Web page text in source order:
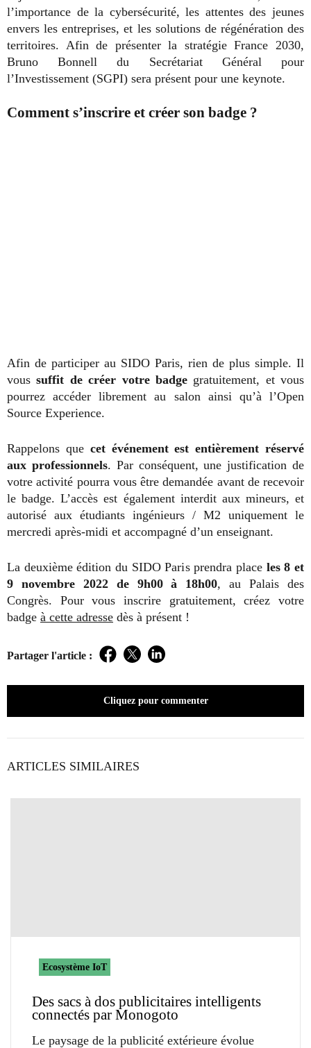
l’importance de la cybersécurité, les attentes des jeunes
envers les entreprises, et les solutions de régénération des
territoires. Afin de présenter la stratégie France 2030,
Bruno Bonnell du Secrétariat Général pour
l’Investissement (SGPI) sera présent pour une keynote.
Comment s’inscrire et créer son badge ?
Afin de participer au SIDO Paris, rien de plus simple. Il
voussuffit de créer votre badgegratuitement, et vous
pourrez accéder librement au salon ainsi qu’à l’Open
Source Experience.
Rappelons que cet événement est entièrement réservé
aux professionnels. Par conséquent, une justification de
votre activité pourra vous être demandée avant de recevoir
le badge. L’accès est également interdit aux mineurs, et
autorisé aux étudiants ingénieurs / M2 uniquement le
mercredi après-midi et accompagné d’un enseignant.
La deuxième édition du SIDO Paris prendra place les 8 et
9 novembre 2022 de 9h00 à 18h00, au Palais des
Congrès. Pour vous inscrire gratuitement, créez votre
badge à cette adresse dès à présent !
Partager l'article : Facebook
TwitterLinkedIn
Cliquez pour commenter
ARTICLES SIMILAIRES
Ecosystème IoT
Des sacs à dos publicitaires intelligents
connectés par Monogoto
Le paysage de la publicité extérieure évolue